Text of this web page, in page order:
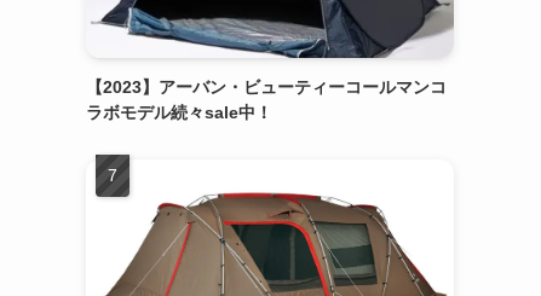
【2023】アーバン・ビューティーコールマンコ
ラボモデル続々sale中！